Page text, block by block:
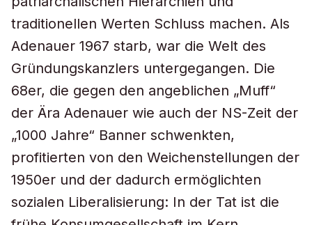
traditionellen Werten Schluss machen. Als
Adenauer 1967 starb, war die Welt des
Gründungskanzlers untergegangen. Die
68er, die gegen den angeblichen „Muff“
der Ära Adenauer wie auch der NS-Zeit der
„1000 Jahre“ Banner schwenkten,
profitierten von den Weichenstellungen der
1950er und der dadurch ermöglichten
sozialen Liberalisierung: In der Tat ist die